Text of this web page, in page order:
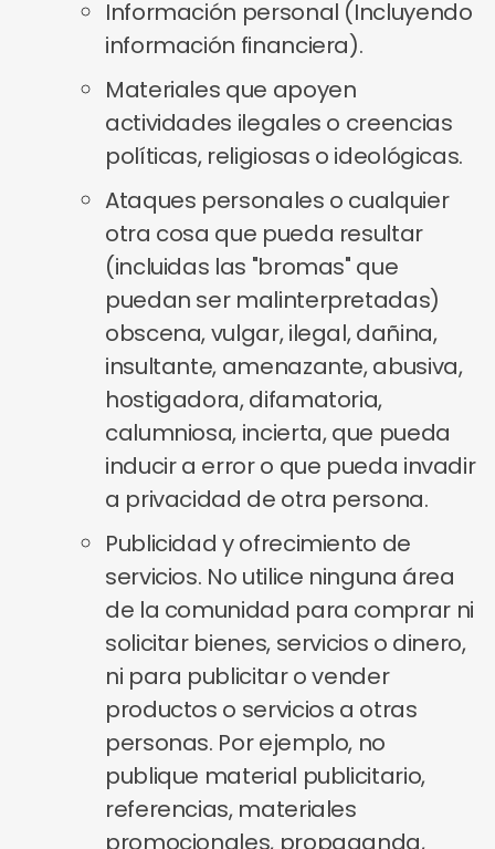
Información personal (Incluyendo
información financiera).
Materiales que apoyen
actividades ilegales o creencias
políticas, religiosas o ideológicas.
Ataques personales o cualquier
otra cosa que pueda resultar
(incluidas las "bromas" que
puedan ser malinterpretadas)
obscena, vulgar, ilegal, dañina,
insultante, amenazante, abusiva,
hostigadora, difamatoria,
calumniosa, incierta, que pueda
inducir a error o que pueda invadir
a privacidad de otra persona.
Publicidad y ofrecimiento de
servicios. No utilice ninguna área
de la comunidad para comprar ni
solicitar bienes, servicios o dinero,
ni para publicitar o vender
productos o servicios a otras
personas. Por ejemplo, no
publique material publicitario,
referencias, materiales
promocionales, propaganda,